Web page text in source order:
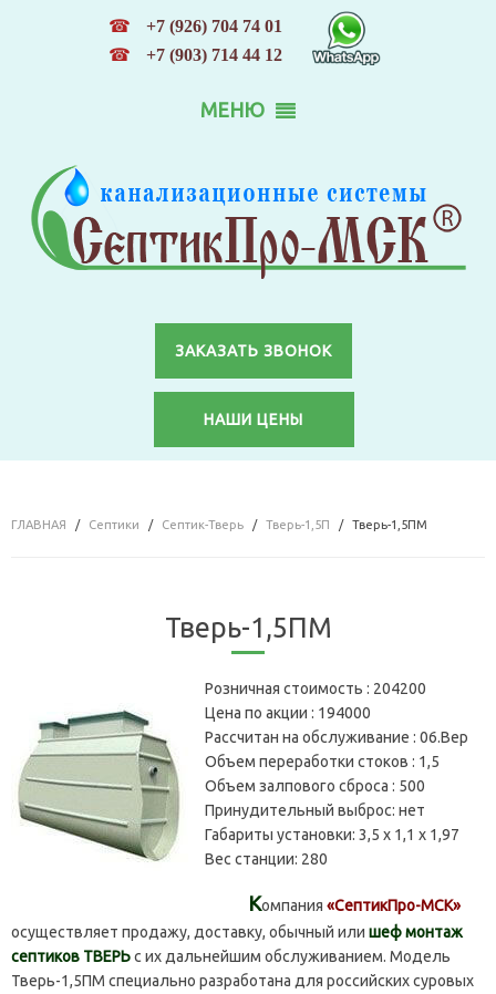
☎ +7 (926) 704 74 01
☎ +7 (903) 714 44 12
МЕНЮ
ЗАКАЗАТЬ ЗВОНОК
НАШИ ЦЕНЫ
ГЛАВНАЯ Септики Септик-Тверь Тверь-1,5П Тверь-1,5ПМ
Тверь-1,5ПМ
Розничная стоимость : 204200
Цена по акции : 194000
Рассчитан на обслуживание : 06.Вер
Объем переработки стоков : 1,5
Объем залпового сброса : 500
Принудительный выброс: нет
Габариты установки: 3,5 х 1,1 х 1,97
Вес станции: 280
Компания «СептикПро-МСК»
осуществляет продажу, доставку, обычный или шеф монтаж
септиков ТВЕРЬс их дальнейшим обслуживанием. Модель
Тверь-1,5ПМ специально разработана для российских суровых